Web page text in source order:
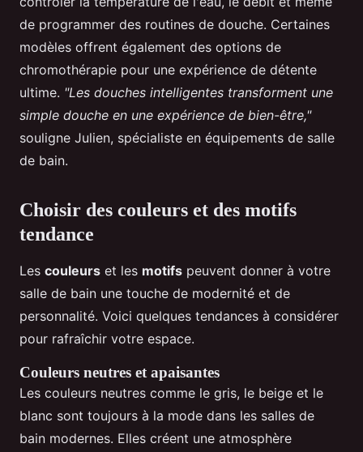
de programmer des routines de douche. Certaines
modèles offrent également des options de
chromothérapie pour une expérience de détente
ultime. "Les douches intelligentes transforment une
simple douche en une expérience de bien-être,"
souligne Julien, spécialiste en équipements de salle
de bain.
Choisir des couleurs et des motifs
tendance
Les couleurs et les motifs peuvent donner à votre
salle de bain une touche de modernité et de
personnalité. Voici quelques tendances à considérer
pour rafraîchir votre espace.
Couleurs neutres et apaisantes
Les couleurs neutres comme le gris, le beige et le
blanc sont toujours à la mode dans les salles de
bain modernes. Elles créent une atmosphère